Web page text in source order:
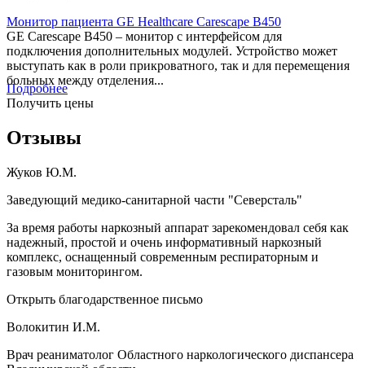
Монитор пациента GE Healthcare Carescape B450
GE Carescape B450 – монитор с интерфейсом для
подключения дополнительных модулей. Устройство может
выступать как в роли прикроватного, так и для перемещения
больных между отделения...
Подробнее
Получить цены
Отзывы
Жуков Ю.М.
Заведующий медико-санитарной части "Северсталь"
За время работы наркозный аппарат зарекомендовал себя как
надежный, простой и очень информативный наркозный
комплекс, оснащенный современным респираторным и
газовым мониторингом.
Открыть благодарственное письмо
Волокитин И.М.
Врач реаниматолог Областного наркологического диспансера